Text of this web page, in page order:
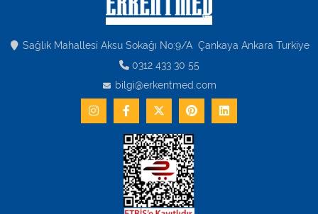
Sağlık Mahallesi Aksu Sokağı No:9/A Çankaya Ankara Turkiye
0312 433 30 55
bilgi@erkentmed.com